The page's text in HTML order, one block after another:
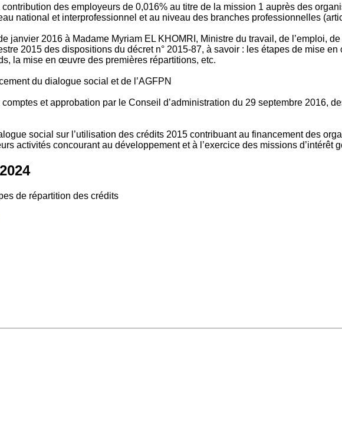
des employeurs de 0,016% au titre de la mission 1 auprès des
national et interprofessionnel et au niveau des branches professionnelles
janvier 2016 à Madame Myriam EL KHOMRI, Ministre du travail, de l’emploi,
2015 des dispositions du décret n° 2015-87, à savoir : les étapes de mise
la mise en œuvre des premières répartitions, etc.
du dialogue social et de l’AGFPN
et approbation par le Conseil d’administration du 29 septembre 2016,
social sur l’utilisation des crédits 2015 contribuant au financement des
activités concourant au développement et à l’exercice des missions d’intérêt
de répartition des crédits